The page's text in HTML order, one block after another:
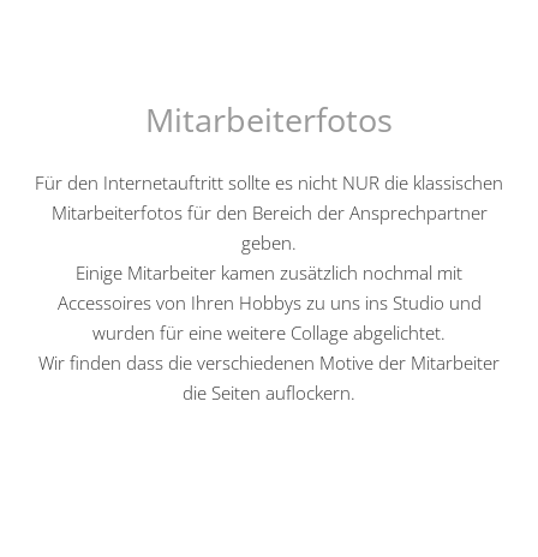
Mitarbeiterfotos
Für den Internetauftritt sollte es nicht NUR die klassischen
Mitarbeiterfotos für den Bereich der Ansprechpartner
geben.
Einige Mitarbeiter kamen zusätzlich nochmal mit
Accessoires von Ihren Hobbys zu uns ins Studio und
wurden für eine weitere Collage abgelichtet.
Wir finden dass die verschiedenen Motive der Mitarbeiter
die Seiten auflockern.